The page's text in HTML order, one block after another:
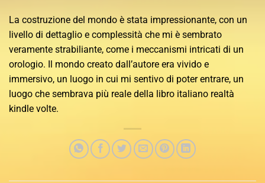
La costruzione del mondo è stata impressionante, con un
livello di dettaglio e complessità che mi è sembrato
veramente strabiliante, come i meccanismi intricati di un
orologio. Il mondo creato dall’autore era vivido e
immersivo, un luogo in cui mi sentivo di poter entrare, un
luogo che sembrava più reale della libro italiano realtà
kindle volte.